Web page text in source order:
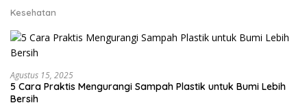
Kesehatan
Agustus 15, 2025
5 Cara Praktis Mengurangi Sampah Plastik untuk Bumi Lebih
Bersih